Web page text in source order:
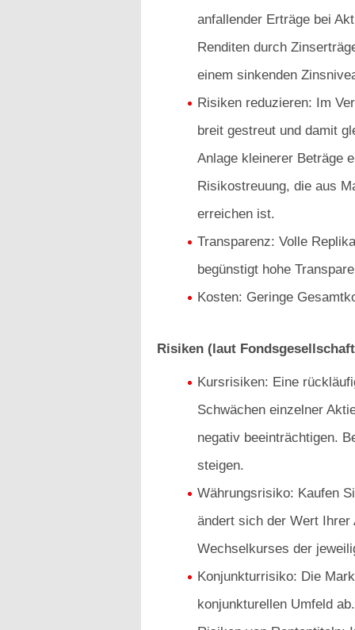
anfallender Erträge bei
Renditen durch
einem sinkenden
Risiken reduzieren: Im
breit gestreut und damit
Anlage kleinerer Beträge
Risikostreuung, die aus
erreichen ist.
Transparenz: Volle
begünstigt hohe
Kosten: Geringe
Risiken (laut
Kursrisiken: Eine
Schwächen einzelner
negativ beeinträchtigen.
steigen.
Währungsrisiko: Kaufen
ändert sich der Wert
Wechselkurses der
Konjunkturrisiko: Die
konjunkturellen Umfeld ab.